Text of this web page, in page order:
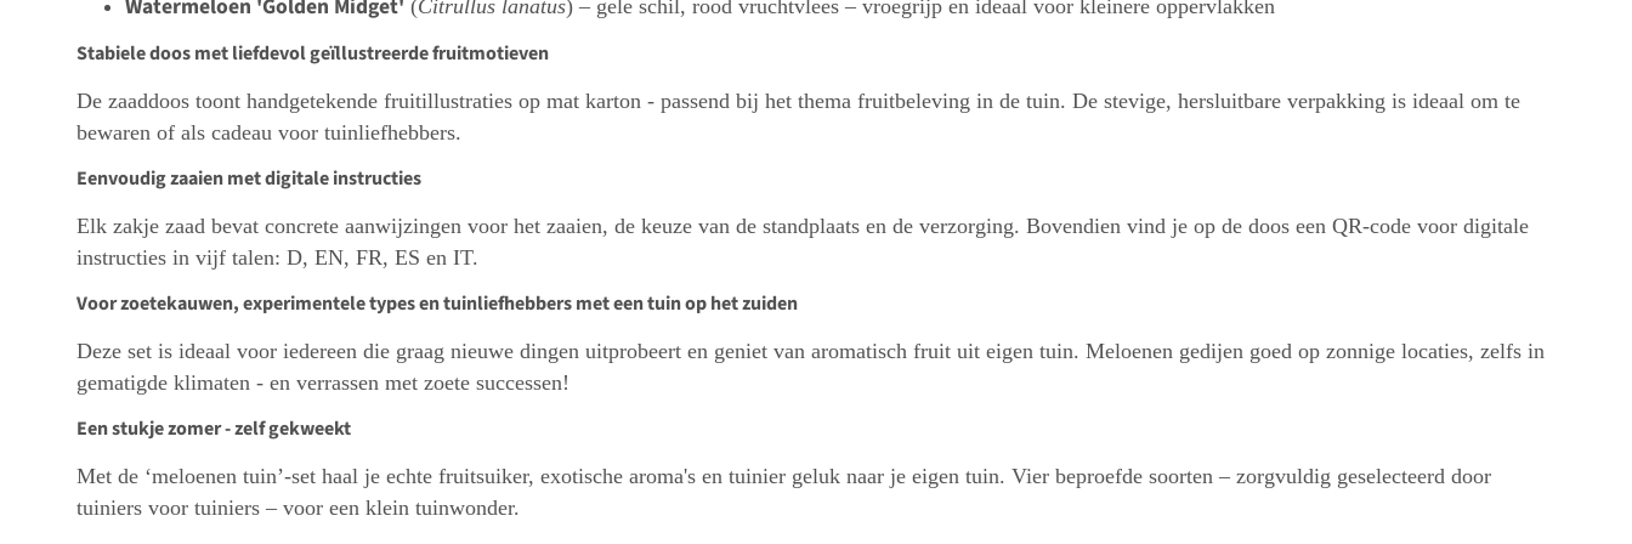
Watermeloen 'Golden Midget' (Citrullus lanatus) – gele schil, rood vruchtvlees – vroegrijp en ideaal voor kleinere oppervlakken
Stabiele doos met liefdevol geïllustreerde fruitmotieven
De zaaddoos toont handgetekende fruitillustraties op mat karton - passend bij het thema fruitbeleving in de tuin. De stevige, hersluitbare verpakking is ideaal om te
bewaren of als cadeau voor tuinliefhebbers.
Eenvoudig zaaien met digitale instructies
Elk zakje zaad bevat concrete aanwijzingen voor het zaaien, de keuze van de standplaats en de verzorging. Bovendien vind je op de doos een QR-code voor digitale
instructies in vijf talen: D, EN, FR, ES en IT.
Voor zoetekauwen, experimentele types en tuinliefhebbers met een tuin op het zuiden
Deze set is ideaal voor iedereen die graag nieuwe dingen uitprobeert en geniet van aromatisch fruit uit eigen tuin. Meloenen gedijen goed op zonnige locaties, zelfs in
gematigde klimaten - en verrassen met zoete successen!
Een stukje zomer - zelf gekweekt
Met de ‘meloenen tuin’-set haal je echte fruitsuiker, exotische aroma's en tuinier geluk naar je eigen tuin. Vier beproefde soorten – zorgvuldig geselecteerd door
tuiniers voor tuiniers – voor een klein tuinwonder.